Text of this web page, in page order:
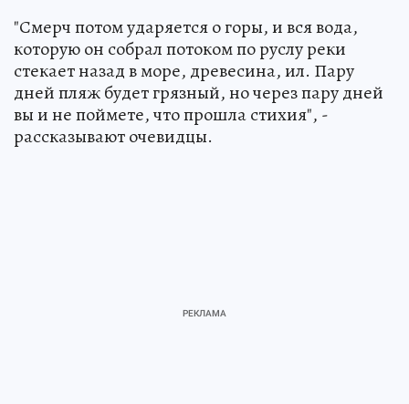
"Смерч потом ударяется о горы, и вся вода,
которую он собрал потоком по руслу реки
стекает назад в море, древесина, ил. Пару
дней пляж будет грязный, но через пару дней
вы и не поймете, что прошла стихия", -
рассказывают очевидцы.